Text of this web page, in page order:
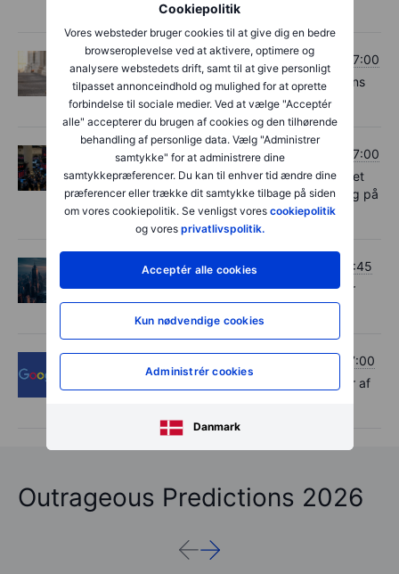
Cookiepolitik
Vores websteder bruger cookies til at give dig en bedre
browseroplevelse ved at aktivere, optimere og
analysere webstedets drift, samt til at give personligt
tilpasset annonceindhold og mulighed for at oprette
forbindelse til sociale medier. Ved at vælge "Acceptér
alle" accepterer du brugen af cookies og den tilhørende
behandling af personlige data. Vælg "Administrer
samtykke" for at administrere dine
samtykkepræferencer. Du kan til enhver tid ændre dine
præferencer eller trække dit samtykke tilbage på siden
om vores cookiepolitik. Se venligst vores cookiepolitik
og vores privatlivspolitik.
Acceptér alle cookies
Kun nødvendige cookies
Administrér cookies
Danmark
regnskabet fra Novo Nordisk?
Aktier
Torsdag den 30. juli 2026 kl. 07:00
Luksuskongerne er faldet af på den, imens
Gucci laver turnaround
Aktier
Torsdag den 30. juli 2026 kl. 07:00
Trods markante udsving på aktiemarkedet
og geopolitisk uro tror investorerne stadig på
amerikanske aktier
Forex
Tirsdag den 28. juli 2026 kl. 07:45
Usikkerhed før FOMC – markedet hælder
mod et hawkish udfald
Tirsdag den 28. juli 2026 kl. 07:00
Udviklingen i teknologiaktierne afhænger af
Outrageous Predictions 2026